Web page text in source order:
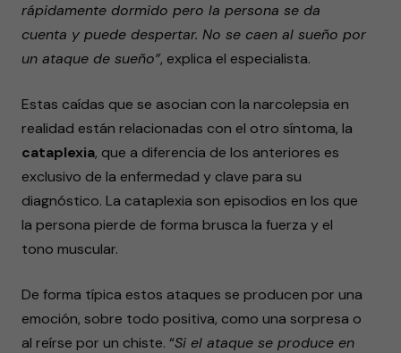
rápidamente dormido pero la persona se da
cuenta y puede despertar. No se caen al sueño por
un ataque de sueño”, explica el especialista.
Estas caídas que se asocian con la narcolepsia en
realidad están relacionadas con el otro síntoma, la
cataplexia, que a diferencia de los anteriores es
exclusivo de la enfermedad y clave para su
diagnóstico. La cataplexia son episodios en los que
la persona pierde de forma brusca la fuerza y el
tono muscular.
De forma típica estos ataques se producen por una
emoción, sobre todo positiva, como una sorpresa o
al reírse por un chiste. “Si el ataque se produce en